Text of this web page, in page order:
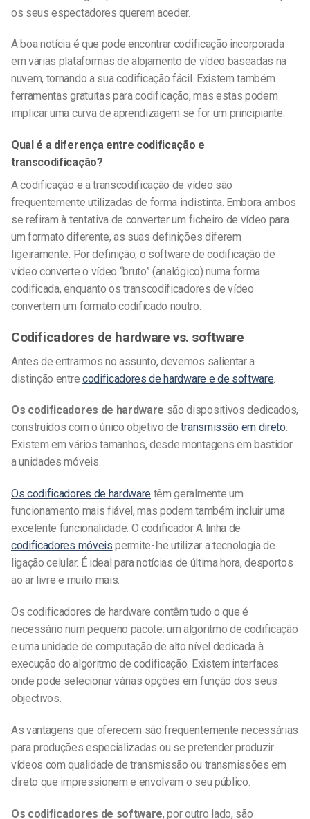
os seus espectadores querem aceder.
A boa notícia é que pode encontrar codificação incorporada
em várias plataformas de alojamento de vídeo baseadas na
nuvem, tornando a sua codificação fácil. Existem também
ferramentas gratuitas para codificação, mas estas podem
implicar uma curva de aprendizagem se for um principiante.
Qual é a diferença entre codificação e
transcodificação?
A codificação e a transcodificação de vídeo são
frequentemente utilizadas de forma indistinta. Embora ambos
se refiram à tentativa de converter um ficheiro de vídeo para
um formato diferente, as suas definições diferem
ligeiramente. Por definição, o software de codificação de
vídeo converte o vídeo “bruto” (analógico) numa forma
codificada, enquanto os transcodificadores de vídeo
convertem um formato codificado noutro.
Codificadores de hardware vs. software
Antes de entrarmos no assunto, devemos salientar a
distinção entre codificadores de hardware e de software
Os codificadores de hardware são dispositivos dedicados,
construídos com o único objetivo detransmissão em direto.
Existem em vários tamanhos, desde montagens em bastidor
a unidades móveis.
Os codificadores de hardware têm geralmente um
funcionamento mais fiável, mas podem também incluir uma
excelente funcionalidade. O codificadorA linha de
codificadores móveis permite-lhe utilizar a tecnologia de
ligação celular. É ideal para notícias de última hora, desportos
ao ar livre e muito mais.
Os codificadores de hardware contêm tudo o que é
necessário num pequeno pacote: um algoritmo de codificação
e uma unidade de computação de alto nível dedicada à
execução do algoritmo de codificação. Existem interfaces
onde pode selecionar várias opções em função dos seus
objectivos.
As vantagens que oferecem são frequentemente necessárias
para produções especializadas ou se pretender produzir
vídeos com qualidade de transmissão ou transmissões em
direto que impressionem e envolvam o seu público.
Os codificadores de software, por outro lado, são